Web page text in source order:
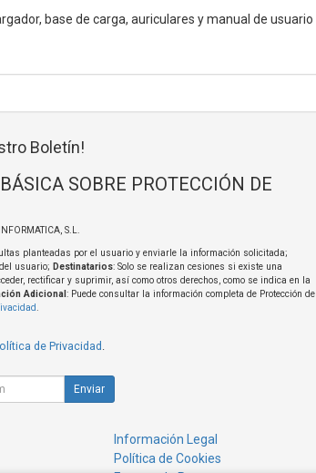
base de carga, auriculares y manual de usuario
Boletín!
SOBRE PROTECCIÓN DE
S.L.
planteadas por el usuario y enviarle la información solicitada;
usuario; Destinatarios: Solo se realizan cesiones si existe una
rectificar y suprimir, así como otros derechos, como se indica en la
Adicional : Puede consultar la información completa de Protección de
.
de Privacidad.
Enviar
Información Legal
Política de Cookies